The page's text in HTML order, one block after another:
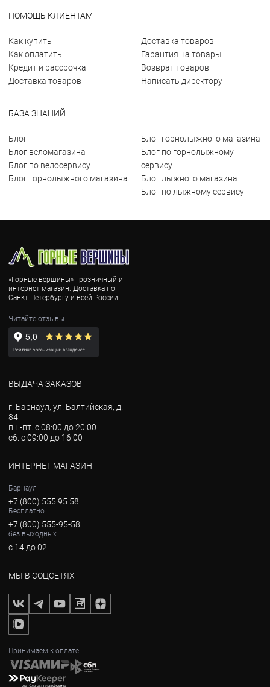
ПОМОЩЬ КЛИЕНТАМ
Как купить
Как оплатить
Кредит и рассрочка
Доставка товаров
Доставка товаров
Гарантия на товары
Возврат товаров
Написать директору
БАЗА ЗНАНИЙ
Блог
Блог веломагазина
Блог по велосервису
Блог горнолыжного магазина
Блог горнолыжного магазина
Блог по горнолыжному
сервису
Блог лыжного магазина
Блог по лыжному сервису
«Горные вершины» - розничный и
интернет-магазин. Доставка по
Санкт-Петербургу и всей России.
Читайте отзывы
ВЫДАЧА ЗАКАЗОВ
г. Барнаул, ул. Балтийская, д.
84
пн.-пт. с 08:00 до 20:00
сб. с 09:00 до 16:00
ИНТЕРНЕТ МАГАЗИН
Барнаул
+7 (800) 555 95 58
Бесплатно
+7 (800) 555-95-58
без выходных
с 14 до 02
МЫ В СОЦСЕТЯХ
Принимаем к оплате